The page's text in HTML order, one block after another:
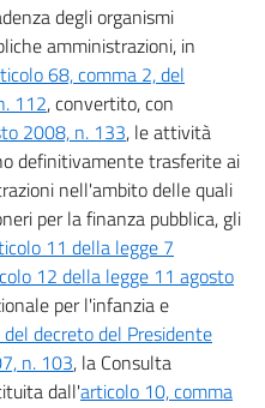
degli organismi
amministrazioni, in
68, comma 2, del
112, convertito, con
2008, n. 133, le attività
definitivamente trasferite ai
nell'ambito delle quali
per la finanza pubblica, gli
11 della legge 7
12 della legge 11 agosto
per l'infanzia e
decreto del Presidente
n. 103, la Consulta
dall'articolo 10, comma